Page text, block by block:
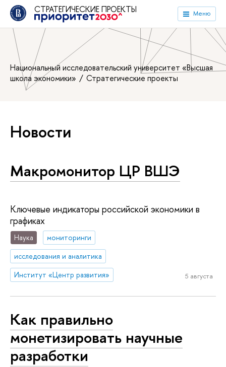
СТРАТЕГИЧЕСКИЕ ПРОЕКТЫ Меню
Национальный исследовательский университет «Высшая
школа экономики»
Стратегические проекты
Новости
Макромонитор ЦР ВШЭ
Ключевые индикаторы российской экономики в
графиках
Наука
мониторинги
исследования и аналитика
Институт «Центр развития»
5 августа
Как правильно
монетизировать научные
разработки